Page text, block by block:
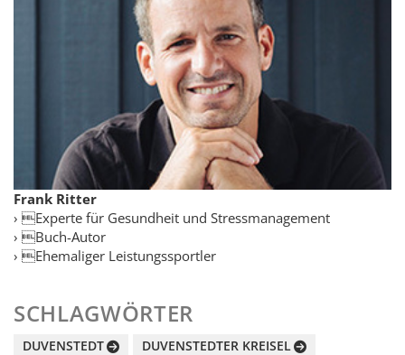
Frank Ritter
› Experte für Gesundheit und Stressmanagement
› Buch-Autor
› Ehemaliger Leistungssportler
SCHLAGWÖRTER
DUVENSTEDT
DUVENSTEDTER KREISEL